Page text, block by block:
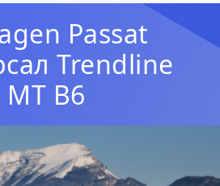
Passat
Trendline
B6